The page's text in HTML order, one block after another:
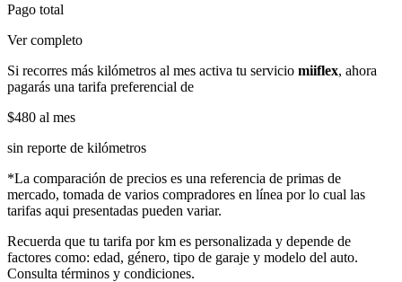
Pago total
Ver completo
Si recorres más kilómetros al mes activa tu servicio miiflex, ahora
pagarás una tarifa preferencial de
$480 al mes
sin reporte de kilómetros
*La comparación de precios es una referencia de primas de
mercado, tomada de varios compradores en línea por lo cual las
tarifas aqui presentadas pueden variar.
Recuerda que tu tarifa por km es personalizada y depende de
factores como: edad, género, tipo de garaje y modelo del auto.
Consulta términos y condiciones.